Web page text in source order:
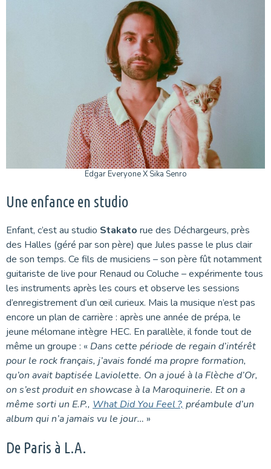
Edgar Everyone X Sika Senro
Une enfance en studio
Enfant, c’est au studio Stakato rue des Déchargeurs, près
des Halles (géré par son père) que Jules passe le plus clair
de son temps. Ce fils de musiciens – son père fût notamment
guitariste de live pour Renaud ou Coluche – expérimente tous
les instruments après les cours et observe les sessions
d’enregistrement d’un œil curieux. Mais la musique n’est pas
encore un plan de carrière : après une année de prépa, le
jeune mélomane intègre HEC. En parallèle, il fonde tout de
même un groupe : « Dans cette période de regain d’intérêt
pour le rock français, j’avais fondé ma propre formation,
qu’on avait baptisée Laviolette. On a joué à la Flèche d’Or,
on s’est produit en showcase à la Maroquinerie. Et on a
même sorti un E.P., What Did You Feel ?, préambule d’un
album qui n’a jamais vu le jour… »
De Paris à L.A.